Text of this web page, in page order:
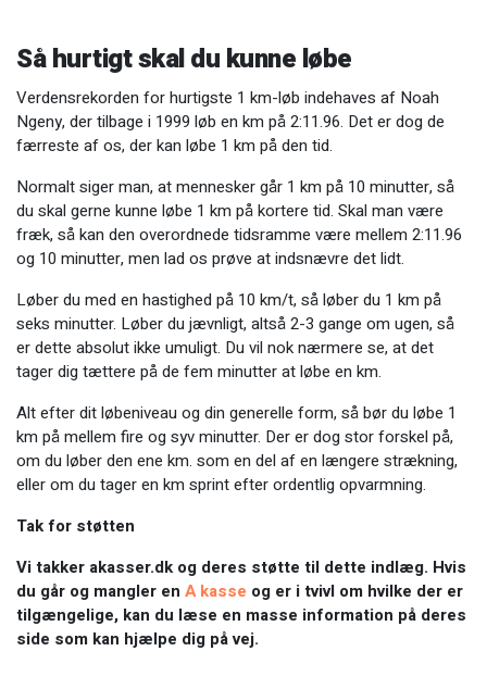
Så hurtigt skal du kunne løbe
Verdensrekorden for hurtigste 1 km-løb indehaves af Noah
Ngeny, der tilbage i 1999 løb en km på 2:11.96. Det er dog de
færreste af os, der kan løbe 1 km på den tid.
Normalt siger man, at mennesker går 1 km på 10 minutter, så
du skal gerne kunne løbe 1 km på kortere tid. Skal man være
fræk, så kan den overordnede tidsramme være mellem 2:11.96
og 10 minutter, men lad os prøve at indsnævre det lidt.
Løber du med en hastighed på 10 km/t, så løber du 1 km på
seks minutter. Løber du jævnligt, altså 2-3 gange om ugen, så
er dette absolut ikke umuligt. Du vil nok nærmere se, at det
tager dig tættere på de fem minutter at løbe en km.
Alt efter dit løbeniveau og din generelle form, så bør du løbe 1
km på mellem fire og syv minutter. Der er dog stor forskel på,
om du løber den ene km. som en del af en længere strækning,
eller om du tager en km sprint efter ordentlig opvarmning.
Tak for støtten
Vi takker akasser.dk og deres støtte til dette indlæg. Hvis
du går og mangler en A kasse og er i tvivl om hvilke der er
tilgængelige, kan du læse en masse information på deres
side som kan hjælpe dig på vej.